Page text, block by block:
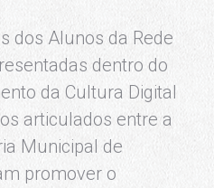
dos Alunos da Rede
dentro do
da Cultura Digital
articulados entre a
Municipal de
promover o